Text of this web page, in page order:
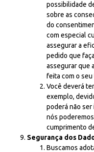
possibilidade
sobre as
do
com especial
assegurar a
pedido que
assegurar que
feita com o seu
Você deverá
exemplo,
poderá não
nós
cumprimento
Segurança dos
Buscamos